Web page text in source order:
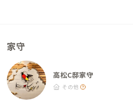
家守
高松C邸家守
その他